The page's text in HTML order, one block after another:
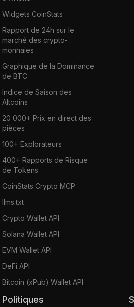
Widgets CoinStats
Rapport de 24h sur le
marché des crypto-
monnaies
Graphique de la Dominance
de BTC
Indice de Saison des
Altcoins
20 000+ Prix en direct des
pièces
100+ Explorateurs
400+ Rapports de Risque
de Tokens
CoinStats Crypto MCP
llms.txt
Crypto Wallet API
Solana Wallet API
EVM Wallet API
DeFi API
Bitcoin (xPub) Wallet API
Politiques